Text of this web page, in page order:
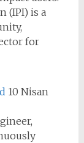
(IPI) is a
for
10 Nisan